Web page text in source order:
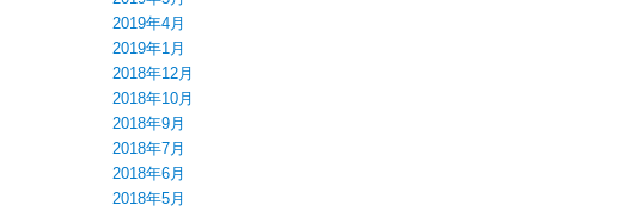
2019年4月
2019年1月
2018年12月
2018年10月
2018年9月
2018年7月
2018年6月
2018年5月